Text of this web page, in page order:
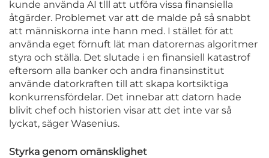
kunde använda AI tlll att utföra vissa finansiella
åtgärder. Problemet var att de malde på så snabbt
att människorna inte hann med. I stället för att
använda eget förnuft lät man datorernas algoritmer
styra och ställa. Det slutade i en finansiell katastrof
eftersom alla banker och andra finansinstitut
använde datorkraften till att skapa kortsiktiga
konkurrensfördelar. Det innebar att datorn hade
blivit chef och historien visar att det inte var så
lyckat, säger Wasenius.
Styrka genom omänsklighet